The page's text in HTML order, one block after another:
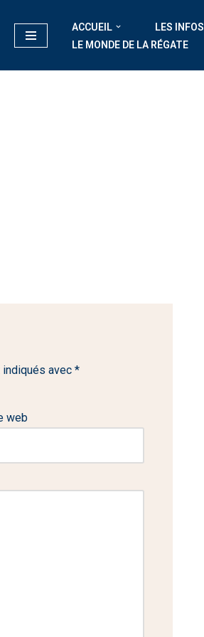
ACCUEIL LES INFOS
LE MONDE DE LA RÉGATE
avec *
web